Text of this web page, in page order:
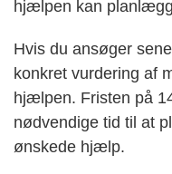
hjælpen kan
Hvis du ansøger
konkret vurdering af
hjælpen. Fristen på
nødvendige tid til at
ønskede hjælp.